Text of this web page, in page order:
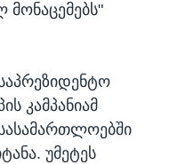
მონაცემებს"
კამპანიამ
უმეტეს